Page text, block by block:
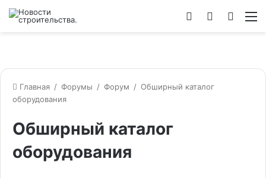
Switch
Войти
Главная / Форумы / Форум / Обширный каталог
оборудования
Обширный каталог
оборудования